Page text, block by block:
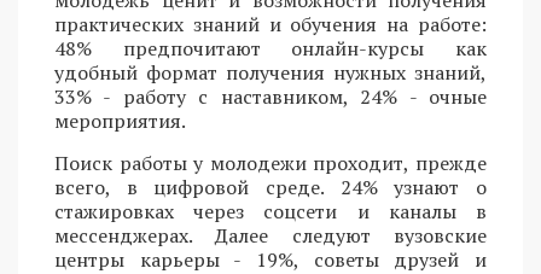
практических знаний и обучения на работе:
48% предпочитают онлайн-курсы как
удобный формат получения нужных знаний,
33% - работу с наставником, 24% - очные
мероприятия.
Поиск работы у молодежи проходит, прежде
всего, в цифровой среде. 24% узнают о
стажировках через соцсети и каналы в
мессенджерах. Далее следуют вузовские
центры карьеры - 19%, советы друзей и